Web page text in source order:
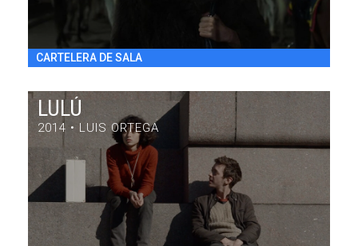
CARTELERA DE SALA
LULÚ
2014 • LUIS ORTEGA
LULÚ
DRAMA / 84' / ARGENTINA / 2014
VIE 31/7 20:30h